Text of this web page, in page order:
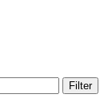
Filter